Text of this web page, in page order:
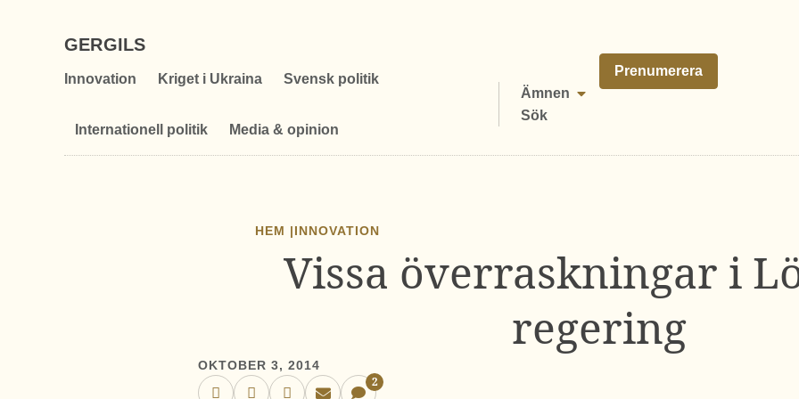
GERGILS
Innovation Kriget i Ukraina Svensk politik
Internationell politik Media & opinion
Ämnen
Sök
Prenumerera
HEM |INNOVATION
Vissa överraskningar i
regering
OKTOBER 3, 2014
2